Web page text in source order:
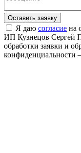
Я даю согласие на
ИП Кузнецов Сергей
обработки заявки и
конфиденциальности